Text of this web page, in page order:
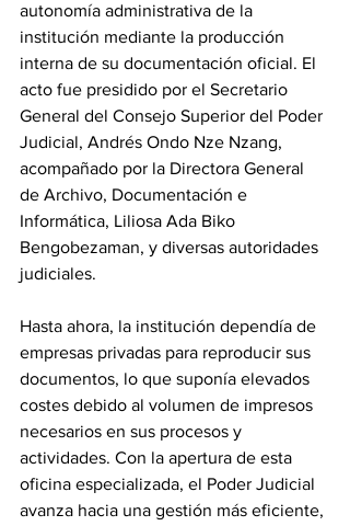
autonomía administrativa de la
institución mediante la producción
interna de su documentación oficial. El
acto fue presidido por el Secretario
General del Consejo Superior del Poder
Judicial, Andrés Ondo Nze Nzang,
acompañado por la Directora General
de Archivo, Documentación e
Informática, Liliosa Ada Biko
Bengobezaman, y diversas autoridades
judiciales.
Hasta ahora, la institución dependía de
empresas privadas para reproducir sus
documentos, lo que suponía elevados
costes debido al volumen de impresos
necesarios en sus procesos y
actividades. Con la apertura de esta
oficina especializada, el Poder Judicial
avanza hacia una gestión más eficiente,